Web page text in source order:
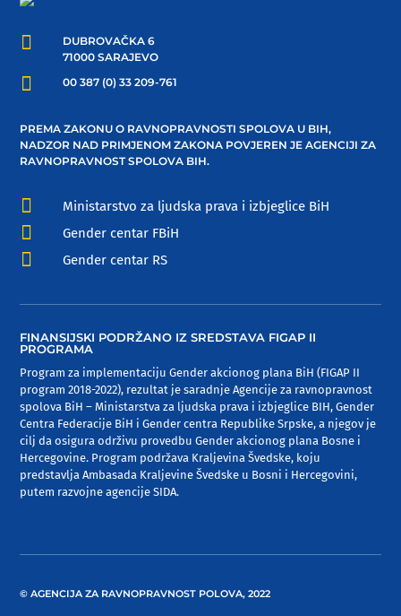

DUBROVAČKA 6
71000 SARAJEVO
 00 387 (0) 33 209-761
PREMA ZAKONU O RAVNOPRAVNOSTI SPOLOVA U BIH,
NADZOR NAD PRIMJENOM ZAKONA POVJEREN JE AGENCIJI ZA
RAVNOPRAVNOST SPOLOVA BIH.
 Ministarstvo za ljudska prava i izbjeglice BiH
 Gender centar FBiH
 Gender centar RS
FINANSIJSKI PODRŽANO IZ SREDSTAVA FIGAP II
PROGRAMA
Program za implementaciju Gender akcionog plana BiH (FIGAP II
program 2018-2022), rezultat je saradnje Agencije za ravnopravnost
spolova BiH – Ministarstva za ljudska prava i izbjeglice BIH, Gender
Centra Federacije BiH i Gender centra Republike Srpske, a njegov je
cilj da osigura održivu provedbu Gender akcionog plana Bosne i
Hercegovine. Program podržava Kraljevina Švedske, koju
predstavlja Ambasada Kraljevine Švedske u Bosni i Hercegovini,
putem razvojne agencije SIDA.
© AGENCIJA ZA RAVNOPRAVNOST POLOVA, 2022